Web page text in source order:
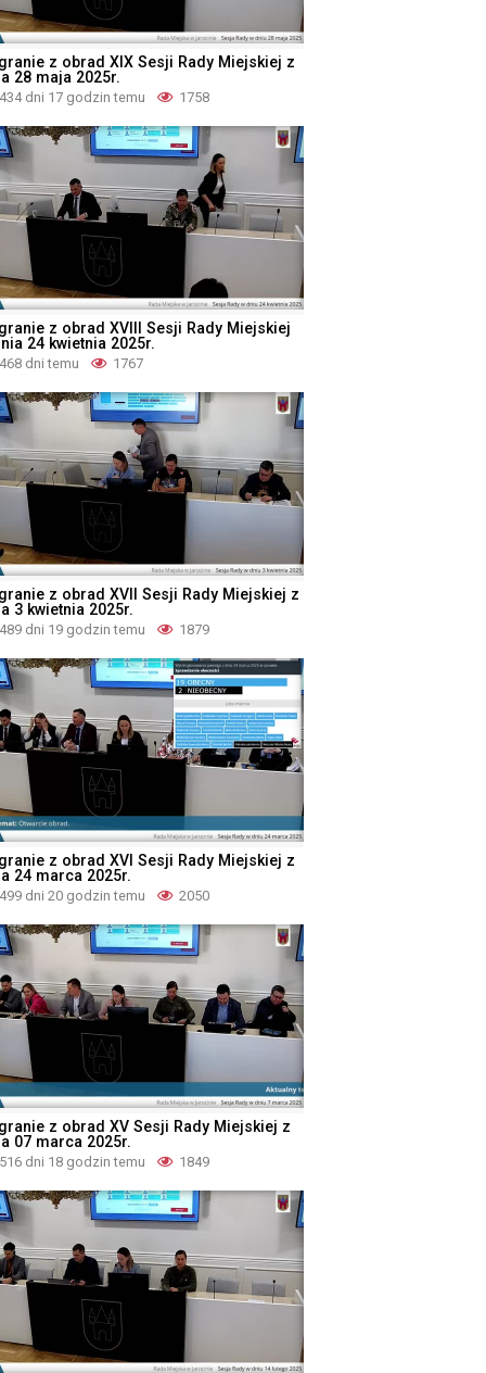
z obrad XIX Sesji Rady Miejskiej z
28 maja 2025r.
434 dni 17 godzin temu 1758
z obrad XVIII Sesji Rady Miejskiej
24 kwietnia 2025r.
468 dni temu 1767
z obrad XVII Sesji Rady Miejskiej z
3 kwietnia 2025r.
489 dni 19 godzin temu 1879
z obrad XVI Sesji Rady Miejskiej z
24 marca 2025r.
499 dni 20 godzin temu 2050
z obrad XV Sesji Rady Miejskiej z
07 marca 2025r.
516 dni 18 godzin temu 1849